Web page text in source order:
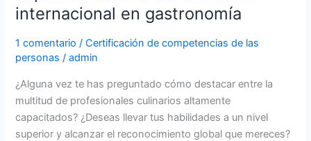
internacional en gastronomía
1 comentario /Certificación de competencias de las
personas /admin
¿Alguna vez te has preguntado cómo destacar entre la
multitud de profesionales culinarios altamente
capacitados? ¿Deseas llevar tus habilidades a un nivel
superior y alcanzar el reconocimiento global que mereces?